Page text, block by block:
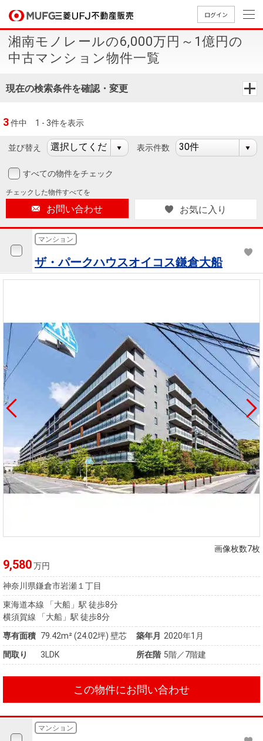
ログイン
買いたいTOP
中古
マン
ショ
ンを
探す
築・
中古
建て
を探
資
用
物
を
探
す
用物
件を
探す
購入向け
サービス
住宅ロー
ンシミュ
レーショ
住まい1プ
ラス（お
役立ちコ
税金の本
（電子ブ
ック）
売りたいTOP
無
料
査
定
却
相
取り
金額
試算
売却向け
サービス
周辺相場
検索
住まい1プ
ラス（お
役立ちコ
ラム）
住まいと
暮らしの
税金の本
売却ガイ
ド
店舗案内TOP
店舗のご
案内（首
都圏）
古屋）
案内（関
西）
会社情報TOP
ごあいさ
つ
Way
経営ビジ
ョン
沿革
本社地
ニュース
会社案内
（電子ブ
ック版）
採用情報TOP
新卒採用
情報
買いたい
売りたい
店舗案内
会社情報
採用情報
法人のお客さま
提携企業にお勤めの方
閉じる
湘南モノレールの6,000万円～1億円の
中古マンション物件一覧
現在の検索条件を確認・変更
3件中 1 - 3件を表示
並び替え 表示件数
すべての物件をチェック
チェックした物件すべてを
お問い合わせ お気に入り
マンション
ザ・パークハウスオイコス鎌倉大船
画像枚数7枚
9,580万円
神奈川県鎌倉市岩瀬１丁目
東海道本線 「大船」駅 徒歩8分
横須賀線 「大船」駅 徒歩8分
専有面積 79.42m²(24.02坪) 壁芯 築年月 2020年1月
間取り
3LDK 所在階 5階／7階建
この物件にお問い合わせ
マンション